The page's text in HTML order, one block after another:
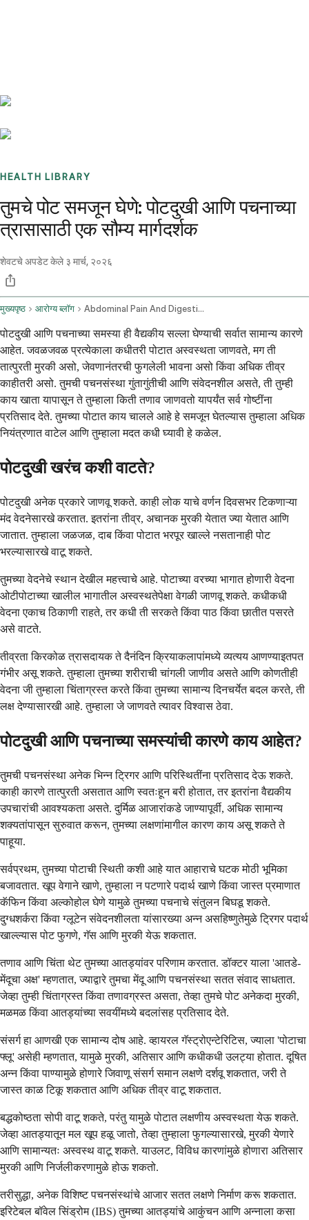
HEALTH LIBRARY
तुमचे पोट समजून घेणे: पोटदुखी आणि पचनाच्या
त्रासासाठी एक सौम्य मार्गदर्शक
शेवटचे अपडेट केले ३ मार्च, २०२६
मुख्यपृष्ठ आरोग्य ब्लॉग Abdominal Pain And Digestive Issues
पोटदुखी आणि पचनाच्या समस्या ही वैद्यकीय सल्ला घेण्याची सर्वात सामान्य कारणे
आहेत. जवळजवळ प्रत्येकाला कधीतरी पोटात अस्वस्थता जाणवते, मग ती
तात्पुरती मुरकी असो, जेवणानंतरची फुगलेली भावना असो किंवा अधिक तीव्र
काहीतरी असो. तुमची पचनसंस्था गुंतागुंतीची आणि संवेदनशील असते, ती तुम्ही
काय खाता यापासून ते तुम्हाला किती तणाव जाणवतो यापर्यंत सर्व गोष्टींना
प्रतिसाद देते. तुमच्या पोटात काय चालले आहे हे समजून घेतल्यास तुम्हाला अधिक
नियंत्रणात वाटेल आणि तुम्हाला मदत कधी घ्यावी हे कळेल.
पोटदुखी खरंच कशी वाटते?
पोटदुखी अनेक प्रकारे जाणवू शकते. काही लोक याचे वर्णन दिवसभर टिकणाऱ्या
मंद वेदनेसारखे करतात. इतरांना तीव्र, अचानक मुरकी येतात ज्या येतात आणि
जातात. तुम्हाला जळजळ, दाब किंवा पोटात भरपूर खाल्ले नसतानाही पोट
भरल्यासारखे वाटू शकते.
तुमच्या वेदनेचे स्थान देखील महत्त्वाचे आहे. पोटाच्या वरच्या भागात होणारी वेदना
ओटीपोटाच्या खालील भागातील अस्वस्थतेपेक्षा वेगळी जाणवू शकते. कधीकधी
वेदना एकाच ठिकाणी राहते, तर कधी ती सरकते किंवा पाठ किंवा छातीत पसरते
असे वाटते.
तीव्रता किरकोळ त्रासदायक ते दैनंदिन क्रियाकलापांमध्ये व्यत्यय आणण्याइतपत
गंभीर असू शकते. तुम्हाला तुमच्या शरीराची चांगली जाणीव असते आणि कोणतीही
वेदना जी तुम्हाला चिंताग्रस्त करते किंवा तुमच्या सामान्य दिनचर्येत बदल करते, ती
लक्ष देण्यासारखी आहे. तुम्हाला जे जाणवते त्यावर विश्वास ठेवा.
पोटदुखी आणि पचनाच्या समस्यांची कारणे काय आहेत?
तुमची पचनसंस्था अनेक भिन्न ट्रिगर आणि परिस्थितींना प्रतिसाद देऊ शकते.
काही कारणे तात्पुरती असतात आणि स्वतःहून बरी होतात, तर इतरांना वैद्यकीय
उपचारांची आवश्यकता असते. दुर्मिळ आजारांकडे जाण्यापूर्वी, अधिक सामान्य
शक्यतांपासून सुरुवात करून, तुमच्या लक्षणांमागील कारण काय असू शकते ते
पाहूया.
सर्वप्रथम, तुमच्या पोटाची स्थिती कशी आहे यात आहाराचे घटक मोठी भूमिका
बजावतात. खूप वेगाने खाणे, तुम्हाला न पटणारे पदार्थ खाणे किंवा जास्त प्रमाणात
कॅफिन किंवा अल्कोहोल घेणे यामुळे तुमच्या पचनाचे संतुलन बिघडू शकते.
दुग्धशर्करा किंवा ग्लूटेन संवेदनशीलता यांसारख्या अन्न असहिष्णुतेमुळे ट्रिगर पदार्थ
खाल्ल्यास पोट फुगणे, गॅस आणि मुरकी येऊ शकतात.
तणाव आणि चिंता थेट तुमच्या आतड्यांवर परिणाम करतात. डॉक्टर याला 'आतडे-
मेंदूचा अक्ष' म्हणतात, ज्याद्वारे तुमचा मेंदू आणि पचनसंस्था सतत संवाद साधतात.
जेव्हा तुम्ही चिंताग्रस्त किंवा तणावग्रस्त असता, तेव्हा तुमचे पोट अनेकदा मुरकी,
मळमळ किंवा आतड्यांच्या सवयींमध्ये बदलांसह प्रतिसाद देते.
संसर्ग हा आणखी एक सामान्य दोष आहे. व्हायरल गॅस्ट्रोएन्टेरिटिस, ज्याला 'पोटाचा
फ्लू' असेही म्हणतात, यामुळे मुरकी, अतिसार आणि कधीकधी उलट्या होतात. दूषित
अन्न किंवा पाण्यामुळे होणारे जिवाणू संसर्ग समान लक्षणे दर्शवू शकतात, जरी ते
जास्त काळ टिकू शकतात आणि अधिक तीव्र वाटू शकतात.
बद्धकोष्ठता सोपी वाटू शकते, परंतु यामुळे पोटात लक्षणीय अस्वस्थता येऊ शकते.
जेव्हा आतड्यातून मल खूप हळू जातो, तेव्हा तुम्हाला फुगल्यासारखे, मुरकी येणारे
आणि सामान्यतः अस्वस्थ वाटू शकते. याउलट, विविध कारणांमुळे होणारा अतिसार
मुरकी आणि निर्जलीकरणामुळे होऊ शकतो.
तरीसुद्धा, अनेक विशिष्ट पचनसंस्थांचे आजार सतत लक्षणे निर्माण करू शकतात.
इरिटेबल बॉवेल सिंड्रोम (IBS) तुमच्या आतड्यांचे आकुंचन आणि अन्नाला कसा